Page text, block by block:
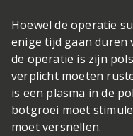
Hoewel de operatie
enige tijd gaan duren
de operatie is zijn
verplicht moeten
is een plasma in de
botgroei moet
moet versnellen.